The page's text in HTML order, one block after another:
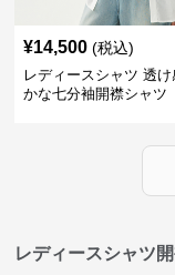
¥14,500 (税込)
レディースシャツ 透
かな七分袖開襟シャツ
レディースシャツ